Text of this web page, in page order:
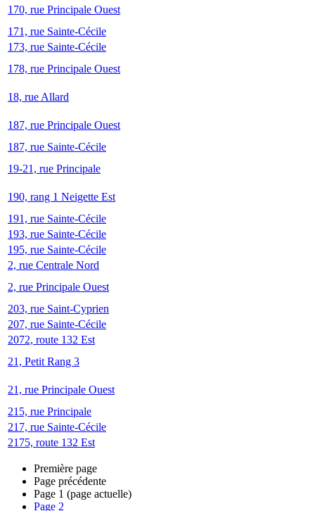
170, rue Principale Ouest
171, rue Sainte-Cécile
173, rue Sainte-Cécile
178, rue Principale Ouest
18, rue Allard
187, rue Principale Ouest
187, rue Sainte-Cécile
19-21, rue Principale
190, rang 1 Neigette Est
191, rue Sainte-Cécile
193, rue Sainte-Cécile
195, rue Sainte-Cécile
2, rue Centrale Nord
2, rue Principale Ouest
203, rue Saint-Cyprien
207, rue Sainte-Cécile
2072, route 132 Est
21, Petit Rang 3
21, rue Principale Ouest
215, rue Principale
217, rue Sainte-Cécile
2175, route 132 Est
Première page
Page précédente
Page 1 (page actuelle)
Page 2